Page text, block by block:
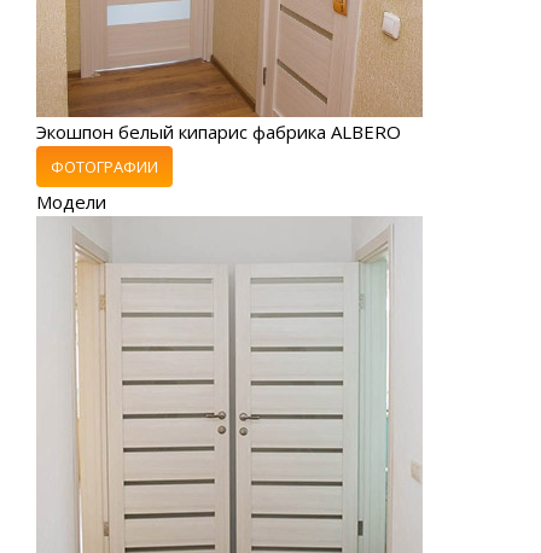
Экошпон белый кипарис фабрика ALBERO
ФОТОГРАФИИ
Модели